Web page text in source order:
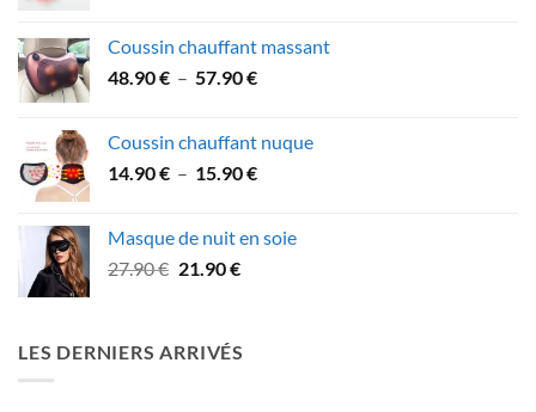
Coussin chauffant massant
48.90€ – 57.90€Plage
48.90 €
à
Coussin chauffant nuque
14.90€ – 15.90€Plage
14.90 €
Masque de nuit en soie
27.90€ Le
était :
27.90 €.
21.90€Le
est :
21.90 €.
LES DERNIERS ARRIVÉS